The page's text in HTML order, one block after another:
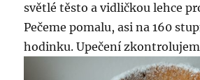
světlé těsto a vidličkou lehce
Pečeme pomalu, asi na 160
hodinku. Upečení